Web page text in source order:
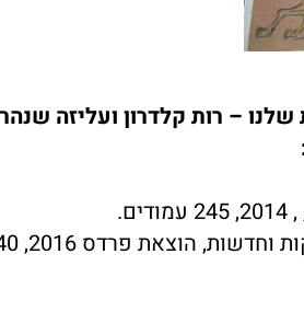
– רות קלדרון ועליזה שנהר
וכן בספרה של עליזה שנהר-אלרעי,